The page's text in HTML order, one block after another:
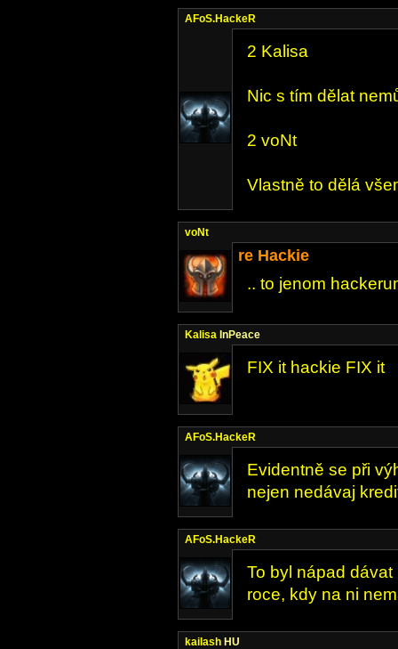
AFoS.HackeR
2 Kalisa
Nic s tím dělat
2 voNt
Vlastně to dělá
voNt
re Hackie
.. to jenom
Kalisa InPeace
FIX it hackie FIX it
AFoS.HackeR
Evidentně se při
nejen nedávaj
AFoS.HackeR
To byl nápad
roce, kdy na ni
kailash HU